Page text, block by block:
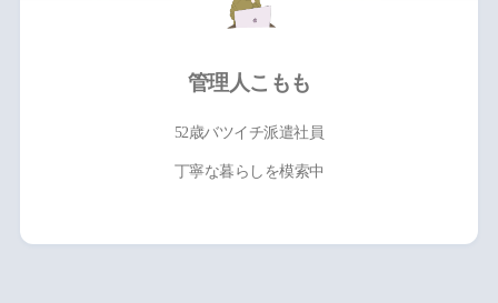
管理人こもも
52歳バツイチ派遣社員
丁寧な暮らしを模索中